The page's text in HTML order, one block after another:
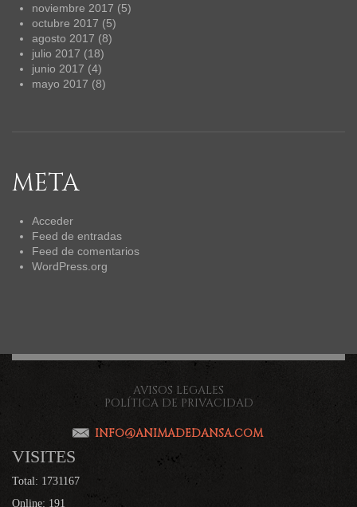
noviembre 2017 (5)
octubre 2017 (5)
agosto 2017 (8)
julio 2017 (18)
junio 2017 (4)
mayo 2017 (8)
META
Acceder
Feed de entradas
Feed de comentarios
WordPress.org
AVISOS LEGALES
POLÍTICA DE PRIVACIDAD
INFO@ANIMADEDANSA.COM
VISITES
Total: 1731167
Online: 191